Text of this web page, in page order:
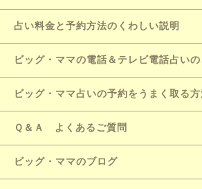
占い料金と予約方法のくわしい説明
ビッグ・ママの電話＆テレビ電話占いの
ビッグ・ママ占いの予約をうまく取る方
Ｑ＆Ａ よくあるご質問
ビッグ・ママのブログ